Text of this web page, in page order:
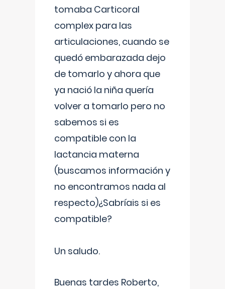
tomaba Carticoral
complex para las
articulaciones, cuando se
quedó embarazada dejo
de tomarlo y ahora que
ya nació la niña quería
volver a tomarlo pero no
sabemos si es
compatible con la
lactancia materna
(buscamos información y
no encontramos nada al
respecto)¿Sabríais si es
compatible?
Un saludo.
Buenas tardes Roberto,